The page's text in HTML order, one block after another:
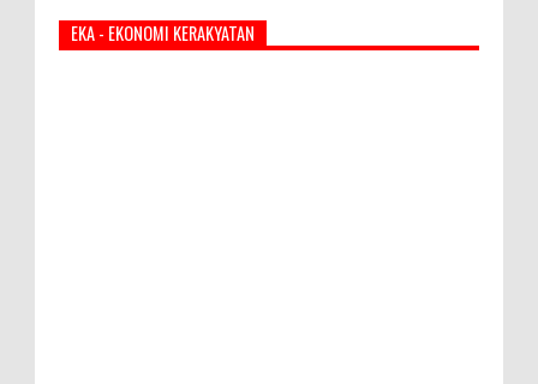
EKA - EKONOMI KERAKYATAN